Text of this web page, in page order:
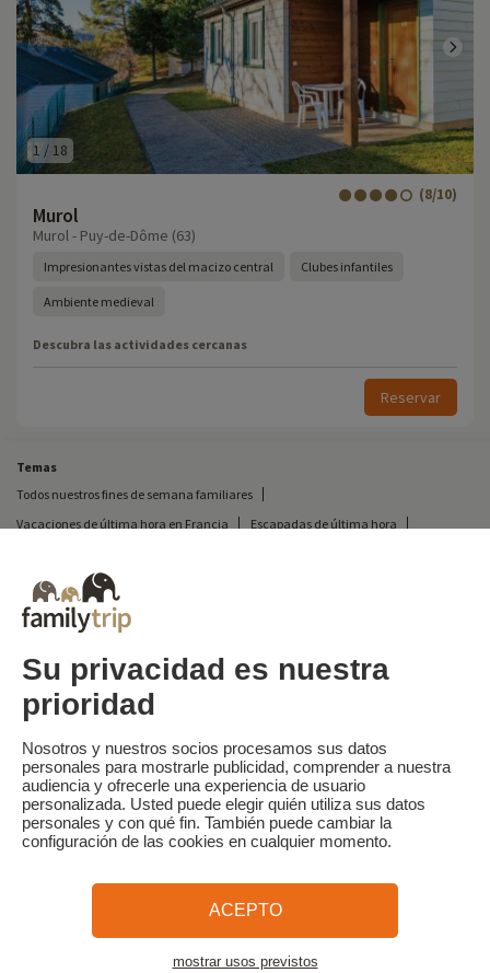
1 / 18
Murol
(8/10)
Murol - Puy-de-Dôme (63)
Impresionantes vistas del macizo central Clubes infantiles
Ambiente medieval
Descubra las actividades cercanas
Reservar
Temas
Todos nuestros fines de semana familiares
Vacaciones de última hora en Francia
Escapadas de última hora
Vacaciones en camping en Francia
Destinos
Vacaciones de esquí en Francia
Familytrip
¿Quiénes somos?
Condiciones generales y política de privacidad
Lo que la prensa dice de nosotros
Socios FAQ Blog Mapa del sitio
Pago seguro dirigido por Sooyoos
¿Necesitas ayuda?
Su privacidad es nuestra
prioridad
Nosotros y nuestros socios procesamos sus datos
personales para mostrarle publicidad, comprender a nuestra
audiencia y ofrecerle una experiencia de usuario
personalizada. Usted puede elegir quién utiliza sus datos
personales y con qué fin. También puede cambiar la
configuración de las cookies en cualquier momento.
ACEPTO
mostrar usos previstos